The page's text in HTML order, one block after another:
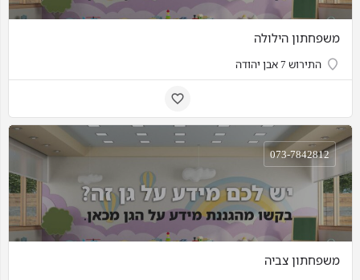
משפחתון הילולה
התירוש 7 אבן יהודה
משפחתון צביה
073-7842812